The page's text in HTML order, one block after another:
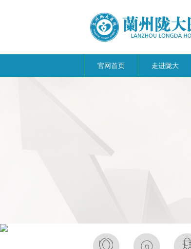
官网首页 走进陇大